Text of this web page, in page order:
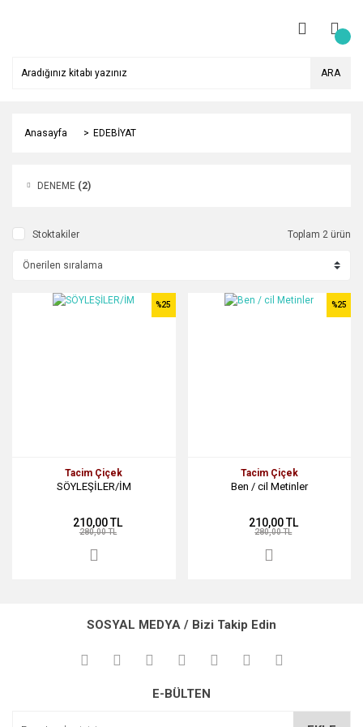
ARA
Anasayfa EDEBİYAT
DENEME (2)
Stoktakiler Toplam 2 ürün
Tacim Çiçek
SÖYLEŞİLER/İM
%25
210,00 TL
280,00 TL
Tacim Çiçek
Ben / cil Metinler
%25
210,00 TL
280,00 TL
SOSYAL MEDYA / Bizi Takip Edin
E-BÜLTEN